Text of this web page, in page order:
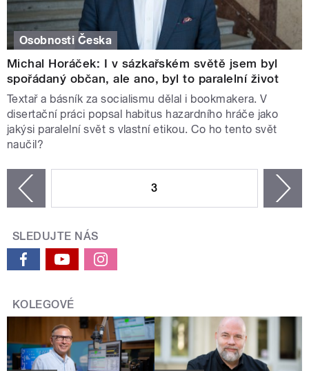
Osobnosti Česka
Michal Horáček: I v sázkařském světě jsem byl
spořádaný občan, ale ano, byl to paralelní život
Textař a básník za socialismu dělal i bookmakera. V
disertační práci popsal habitus hazardního hráče jako
jakýsi paralelní svět s vlastní etikou. Co ho tento svět
naučil?
3
SLEDUJTE NÁS
KOLEGOVÉ